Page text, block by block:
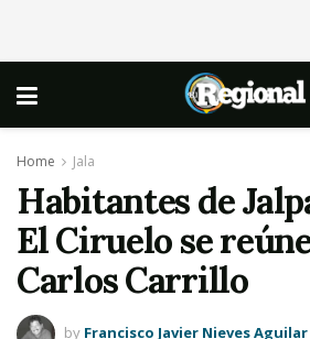
Home Jala
Habitantes de
El Ciruelo se
Carlos Carrillo
by Francisco Javier Nieves Aguilar